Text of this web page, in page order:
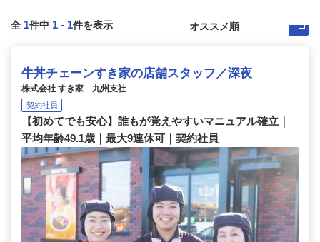
全 1件中 1 - 1件を表示
牛丼チェーンすき家の店舗スタッフ／深夜
株式会社 すき家 九州支社
契約社員
【初めてでも安心】誰もが覚えやすいマニュアル確立｜
平均年齢49.1歳｜最大9連休可｜契約社員